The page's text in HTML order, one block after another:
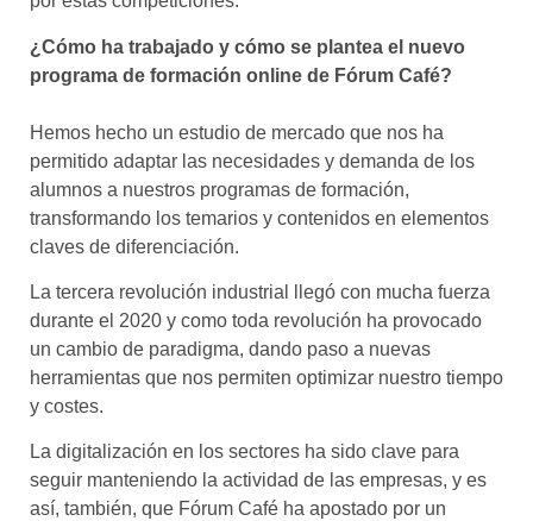
¿Cómo ha trabajado y cómo se plantea el nuevo
programa de formación online de Fórum Café?
Hemos hecho un estudio de mercado que nos ha
permitido adaptar las necesidades y demanda de los
alumnos a nuestros programas de formación,
transformando los temarios y contenidos en elementos
claves de diferenciación.
La tercera revolución industrial llegó con mucha fuerza
durante el 2020 y como toda revolución ha provocado
un cambio de paradigma, dando paso a nuevas
herramientas que nos permiten optimizar nuestro tiempo
y costes.
La digitalización en los sectores ha sido clave para
seguir manteniendo la actividad de las empresas, y es
así, también, que Fórum Café ha apostado por un